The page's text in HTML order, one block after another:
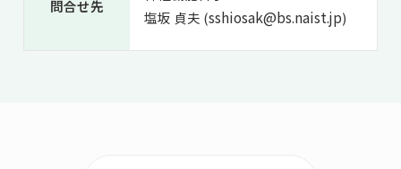
問合せ先
塩坂 貞夫 (sshiosak@bs.naist.jp)